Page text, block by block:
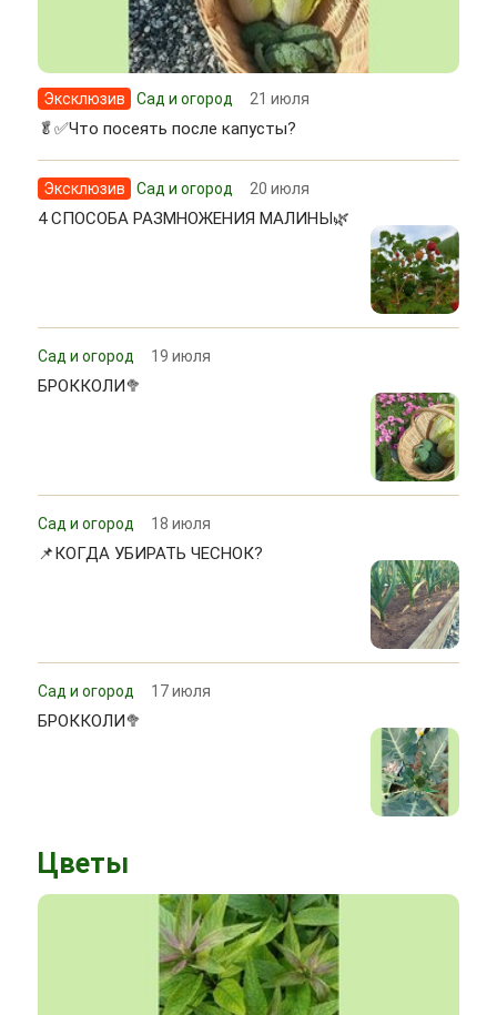
Эксклюзив Сад и огород 21 июля
🥬✅Что посеять после капусты?
Эксклюзив Сад и огород 20 июля
4 СПОСОБА РАЗМНОЖЕНИЯ МАЛИНЫ🌿
Сад и огород 19 июля
БРОККОЛИ🥦
Сад и огород 18 июля
📌КОГДА УБИРАТЬ ЧЕСНОК?
Сад и огород 17 июля
БРОККОЛИ🥦
Цветы